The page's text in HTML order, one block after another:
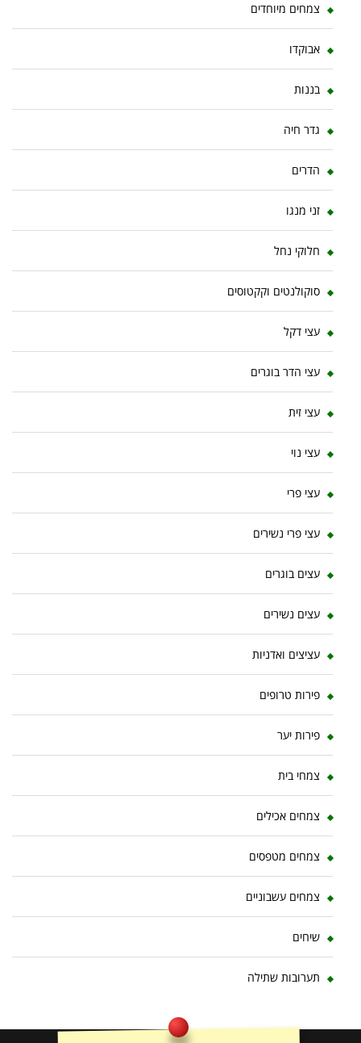
צמחים מיוחדים
אבוקדו
בננות
גדר חיה
הדרים
זני מנגו
חלוקי נחל
סוקולנטים וקקטוסים
עצי דקל
עצי הדר בוגרים
עצי זית
עצי נוי
עצי פרי
עצי פרי נשירים
עצים בוגרים
עצים נשירים
עציצים ואדניות
פירות טרופים
פירות יער
צמחי בית
צמחים אכילים
צמחים מטפסים
צמחים עשבוניים
שיחים
תערובות שתילה